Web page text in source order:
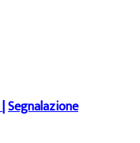
|Segnalazione